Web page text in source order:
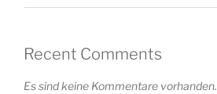
Recent Comments
Es sind keine Kommentare vorhanden.